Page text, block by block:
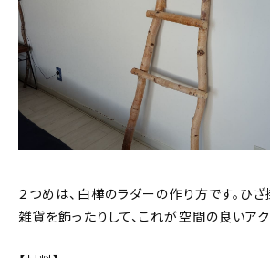
２つめは、白樺のラダーの作り方です。ひ
雑貨を飾ったりして、これが空間の良いアク